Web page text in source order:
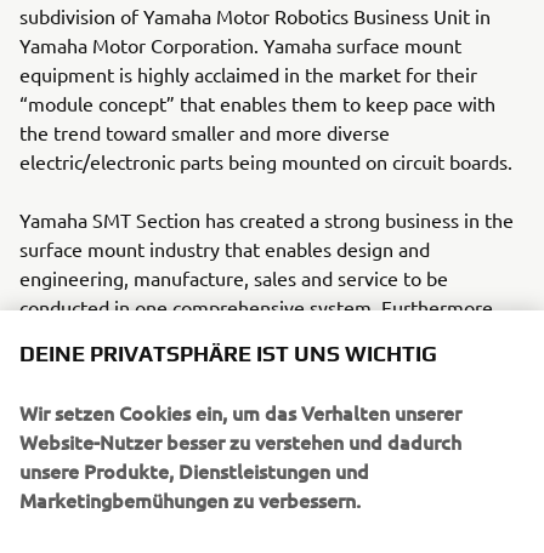
subdivision of Yamaha Motor Robotics Business Unit in
Yamaha Motor Corporation. Yamaha surface mount
equipment is highly acclaimed in the market for their
“module concept” that enables them to keep pace with
the trend toward smaller and more diverse
electric/electronic parts being mounted on circuit boards.
Yamaha SMT Section has created a strong business in the
surface mount industry that enables design and
engineering, manufacture, sales and service to be
conducted in one comprehensive system. Furthermore,
of servo-motor control and image recognition technology
printers, 3D solder paste inspection, 3D PCB inspection
machines, flip chip hybrid placers and dispensers. This
allows Yamaha SMT Section to offer a full line of machines
for electric/electronic parts mounting and propose
DEINE PRIVATSPHÄRE IST UNS WICHTIG
Wir setzen Cookies ein, um das Verhalten unserer
Website-Nutzer besser zu verstehen und dadurch
unsere Produkte, Dienstleistungen und
Marketingbemühungen zu verbessern.